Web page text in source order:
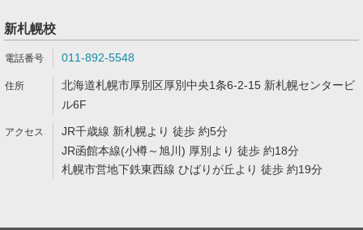
新札幌校
011-892-5548
北海道札幌市厚別区厚別中央1条6-2-15 新札幌センタービ
ル6F
JR千歳線 新札幌より 徒歩 約5分
JR函館本線(小樽～旭川) 厚別より 徒歩 約18分
札幌市営地下鉄東西線 ひばりが丘より 徒歩 約19分